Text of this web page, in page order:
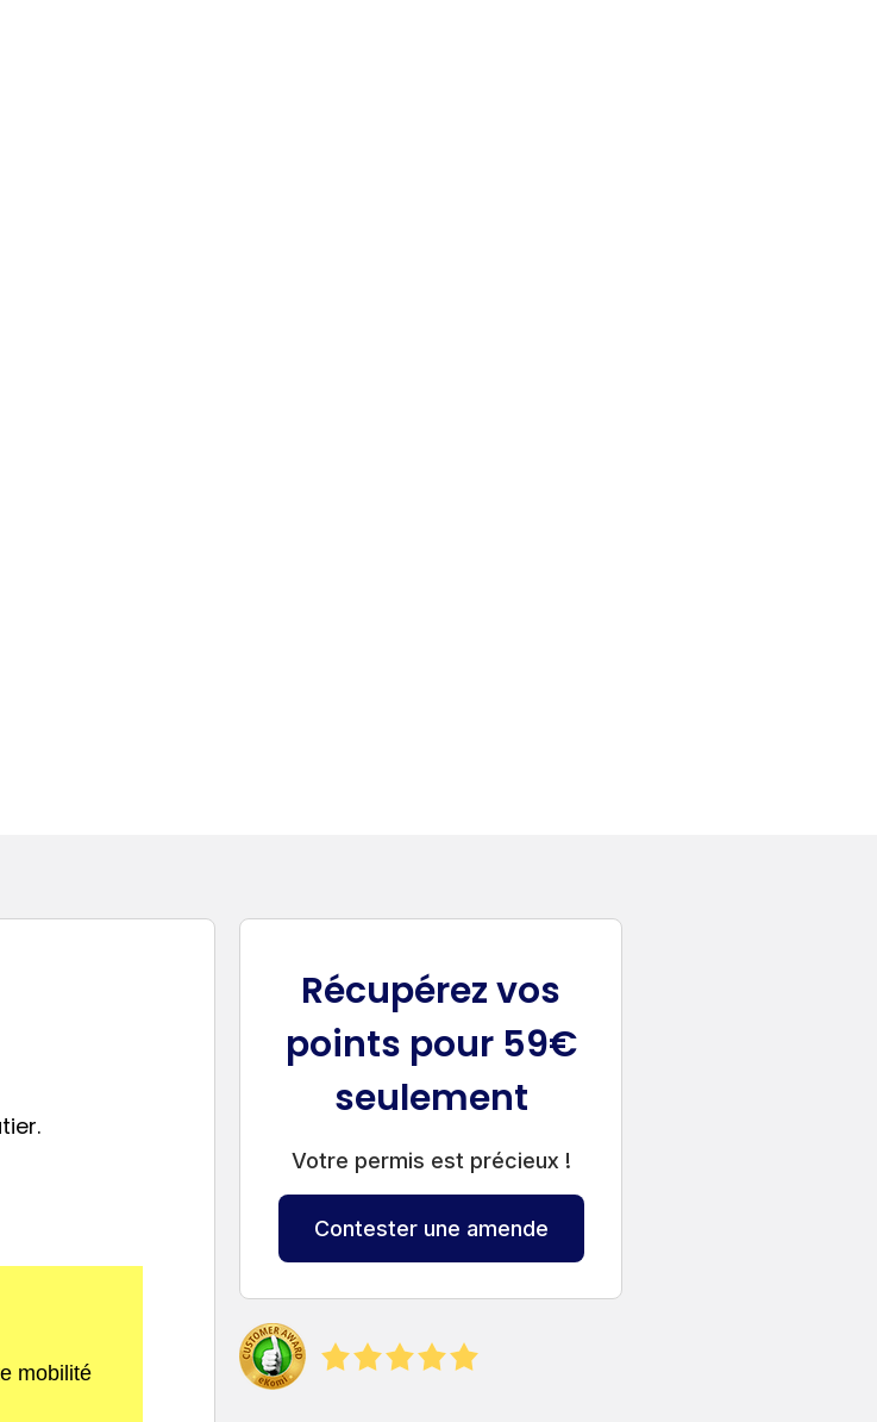
mobilité
Récupérez vos
points pour 59€
seulement
Votre permis est précieux !
Contester une amende